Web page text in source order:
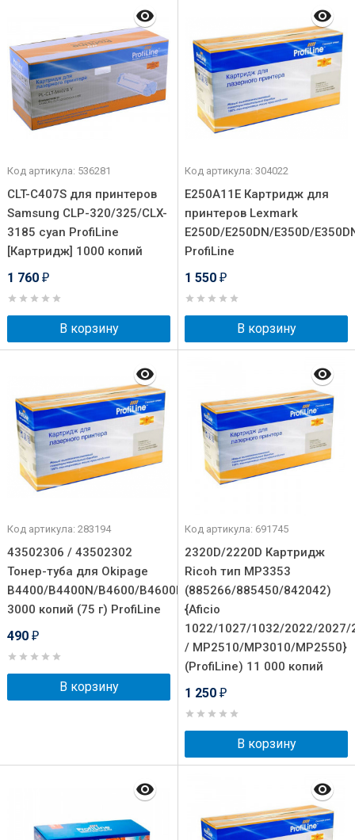
Код артикула: 536281
CLT-C407S для принтеров
Samsung CLP-320/325/CLX-
3185 cyan ProfiLine
[Картридж] 1000 копий
1 760 ₽
В корзину
Код артикула: 304022
E250A11E Картридж для
принтеров Lexmark
E250D/E250DN/E350D/
ProfiLine
1 550 ₽
В корзину
Код артикула: 283194
43502306 / 43502302
Тонер-туба для Okipage
B4400/B4400N/B4600/B4600N
3000 копий (75 г) ProfiLine
490 ₽
В корзину
Код артикула: 691745
2320D/2220D Картридж
Ricoh тип MP3353
(885266/885450/842042)
{Aficio
1022/1027/1032/2022/
/ MP2510/MP3010/MP2550}
(ProfiLine) 11 000 копий
1 250 ₽
В корзину